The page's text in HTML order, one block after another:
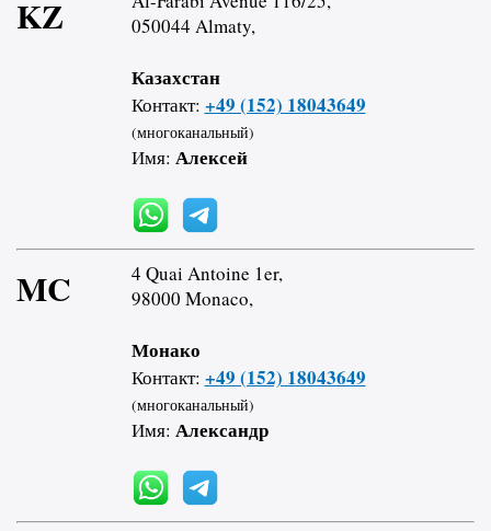
KZ
050044 Almaty,
Казахстан
Контакт: +49 (152) 18043649
(многоканальный)
Имя: Алексей
MC
4 Quai Antoine 1er,
98000 Monaco,
Монако
Контакт: +49 (152) 18043649
(многоканальный)
Имя: Александр